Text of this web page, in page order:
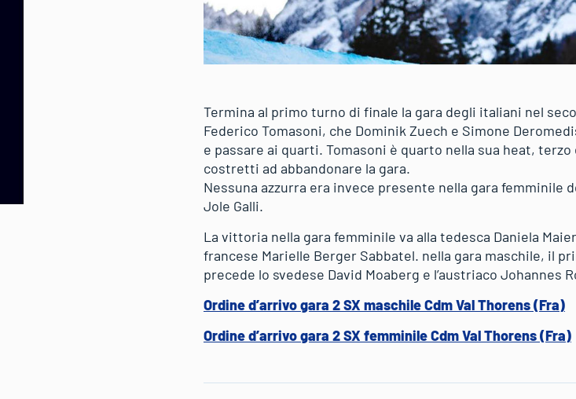
Termina al primo turno di finale la gara degli italiani nel
Federico Tomasoni, che Dominik Zuech e Simone
e passare ai quarti. Tomasoni è quarto nella sua heat,
costretti ad abbandonare la gara.
Nessuna azzurra era invece presente nella gara femminile
Jole Galli.
La vittoria nella gara femminile va alla tedesca Daniela
francese Marielle Berger Sabbatel. nella gara maschile, il
precede lo svedese David Moaberg e l’austriaco Johannes
Ordine d’arrivo gara 2 SX maschile Cdm Val Thorens (Fra)
Ordine d’arrivo gara 2 SX femminile Cdm Val Thorens (Fra)